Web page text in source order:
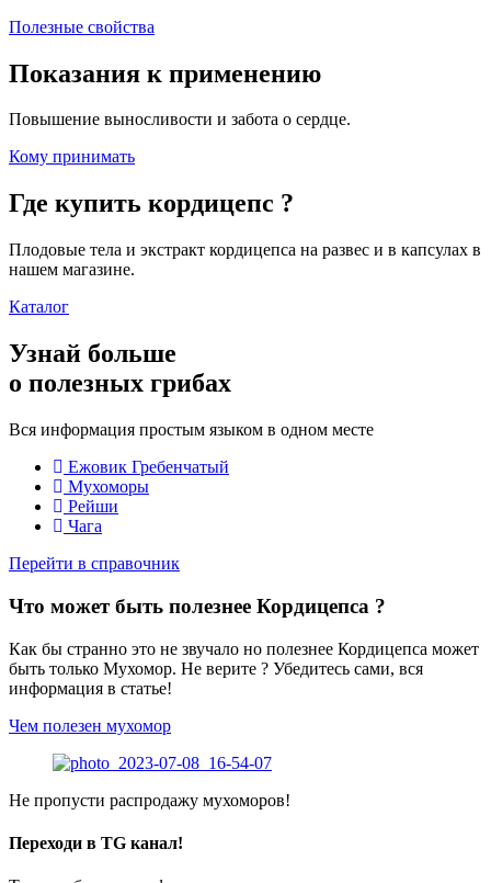
Полезные свойства
Показания к применению
Повышение выносливости и забота о сердце.
Кому принимать
Где купить кордицепс ?
Плодовые тела и экстракт кордицепса на развес и в капсулах в
нашем магазине.
Каталог
Узнай больше
о полезных грибах
Вся информация простым языком в одном месте
Ежовик Гребенчатый
Мухоморы
Рейши
Чага
Перейти в справочник
Что может быть полезнее Кордицепса ?
Как бы странно это не звучало но полезнее Кордицепса может
быть только Мухомор. Не верите ? Убедитесь сами, вся
информация в статье!
Чем полезен мухомор
Не пропусти распродажу мухоморов!
Переходи в TG канал!